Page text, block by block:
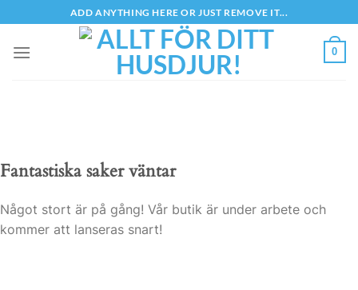
to
content
ADD ANYTHING HERE OR JUST REMOVE IT...
0
Fantastiska saker väntar
Något stort är på gång! Vår butik är under arbete och
kommer att lanseras snart!